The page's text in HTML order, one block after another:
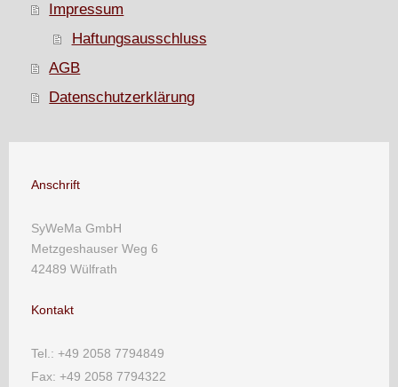
Impressum
Haftungsausschluss
AGB
Datenschutzerklärung
Anschrift
SyWeMa GmbH
Metzgeshauser Weg 6
42489 Wülfrath
Kontakt
Tel.: +49 2058 7794849
Fax: +49 2058 7794322